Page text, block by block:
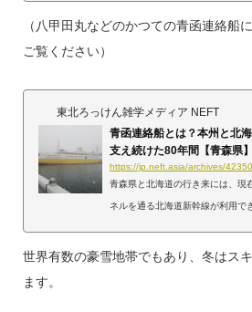
場するような「上野発・青森行き
に焦点を当てます。上野発・青森
上野～青森間を結んだ寝台特急「
（八甲田丸などのかつての青函連絡船
ご覧ください）
東北ろっけん雑学メディア NEFT
青函連絡船とは？本州と北
支え続けた80年間【青森県】
https://jp.neft.asia/archives/42350
青森県と北海道の行き来には、現
ネルを通る北海道新幹線が利用で
でした。その船の中でも特徴的な
世界有数の豪雪地帯でもあり、冬はス
ます。